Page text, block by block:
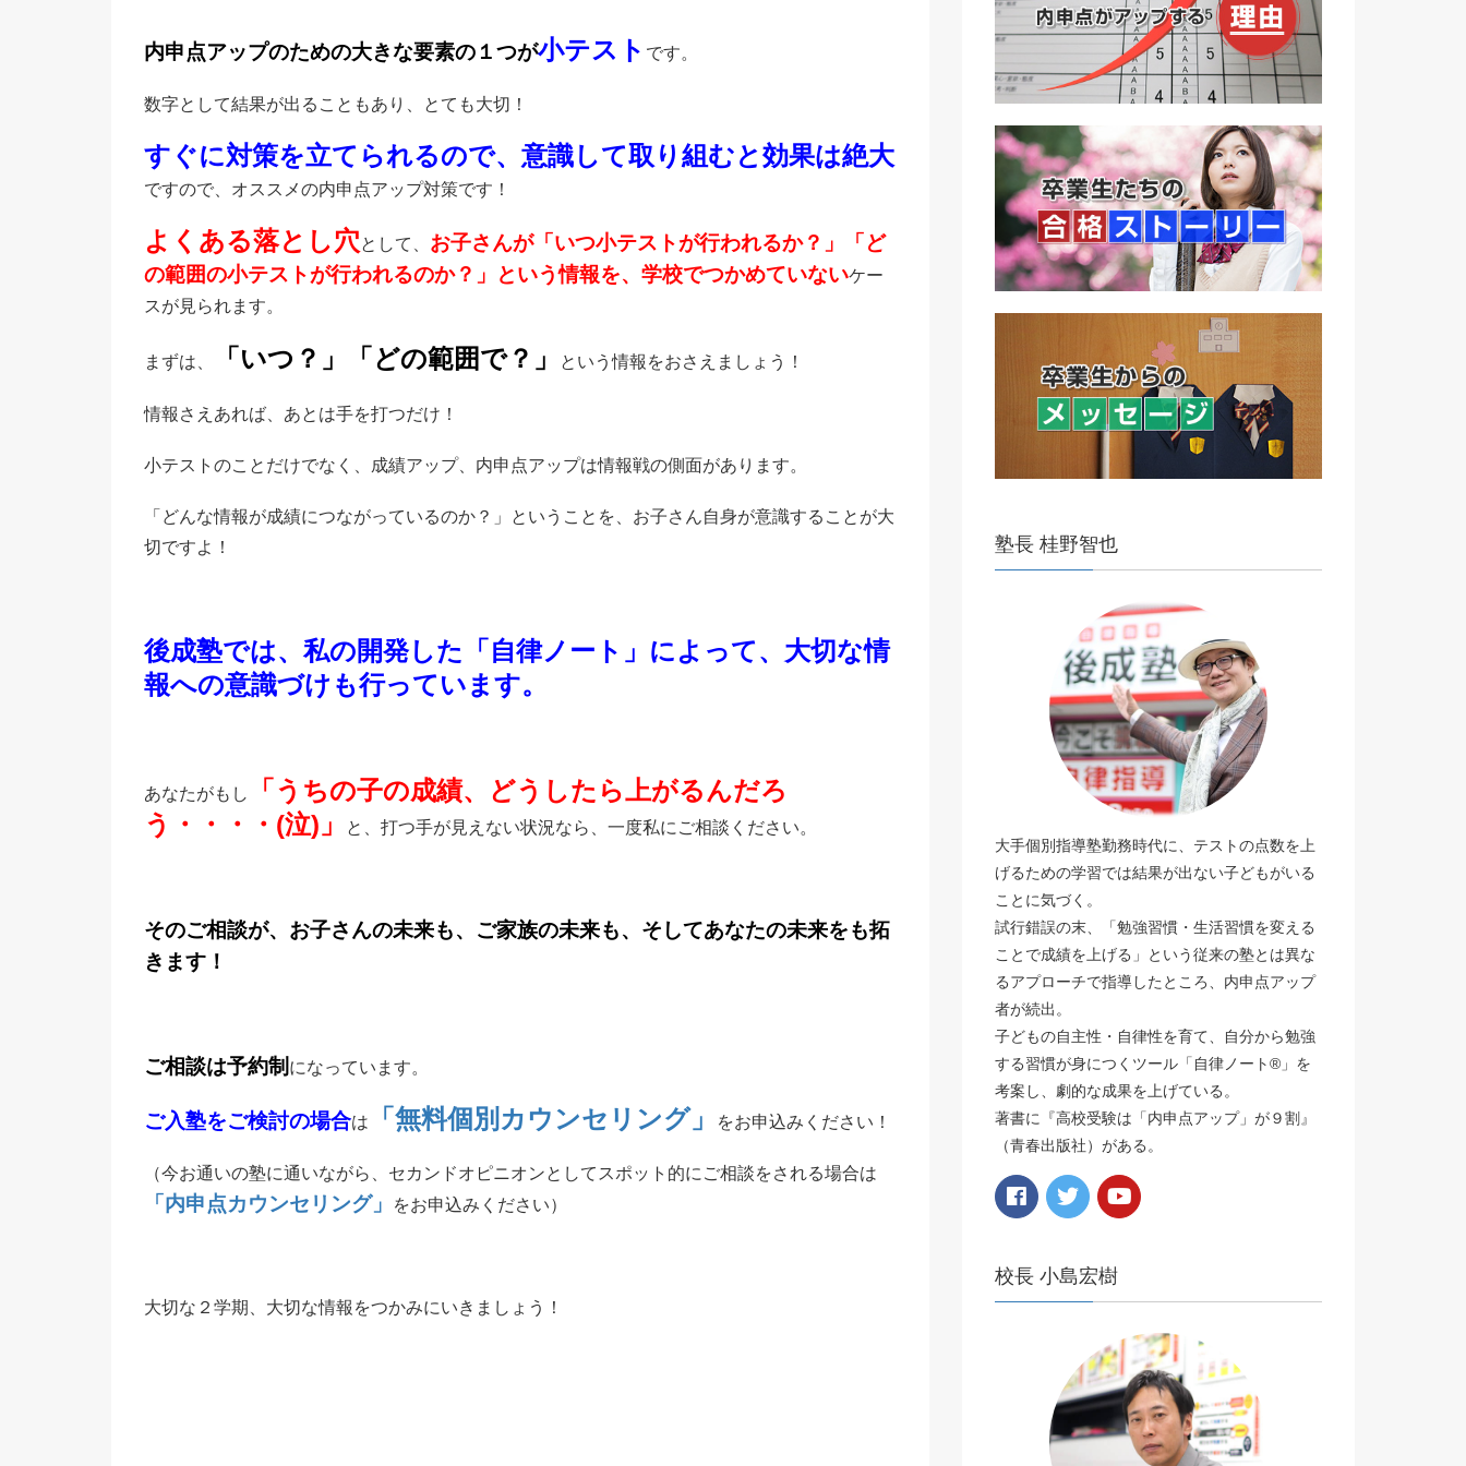
内申点アップのための大きな要素の１つが小テスト です。
数字として結果が出ることもあり、とても大切！
すぐに対策を立てられるので、意識して取り組むと効果は絶大
ですので、オススメの内申点アップ対策です！
よくある落とし穴として、 お子さんが「いつ小テストが行われるか？」「ど
の範囲の小テストが行われるのか？」という情報を、学校でつかめていないケー
スが見られます。
まずは、 「いつ？」「どの範囲で？」 という情報をおさえましょう！
情報さえあれば、あとは手を打つだけ！
小テストのことだけでなく、成績アップ、内申点アップは情報戦の側面があります。
「どんな情報が成績につながっているのか？」ということを、お子さん自身が意識することが大
切ですよ！
後成塾では、私の開発した「自律ノート」によって、大切な情
報への意識づけも行っています。
あなたがもし
「うちの子の成績、どうしたら上がるんだろ
う・・・・(泣)」
と、打つ手が見えない状況なら、一度私にご相談ください。
そのご相談が、お子さんの未来も、ご家族の未来も、そしてあなたの未来をも拓
きます！
ご相談は予約制 になっています。
ご入塾をご検討の場合は 「無料個別カウンセリング」 をお申込みください！
（今お通いの塾に通いながら、セカンドオピニオンとしてスポット的にご相談をされる場合は
「内申点カウンセリング」 をお申込みください）
大切な２学期、大切な情報をつかみにいきましょう！
塾長 桂野智也
大手個別指導塾勤務時代に、テストの点数を上
げるための学習では結果が出ない子どもがいる
ことに気づく。
試行錯誤の末、「勉強習慣・生活習慣を変える
ことで成績を上げる」という従来の塾とは異な
るアプローチで指導したところ、内申点アップ
者が続出。
子どもの自主性・自律性を育て、自分から勉強
する習慣が身につくツール「自律ノート®️」を
考案し、劇的な成果を上げている。
著書に『高校受験は「内申点アップ」が９割』
（青春出版社）がある。
校長 小島宏樹